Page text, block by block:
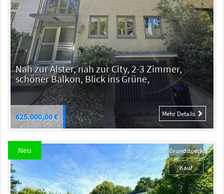
Nah zur Alster, nah zur City, 2-3 Zimmer,
schöner Balkon, Blick ins Grüne,
625.000,00 € Mehr Details
Grundstueck
Kauf
Neu